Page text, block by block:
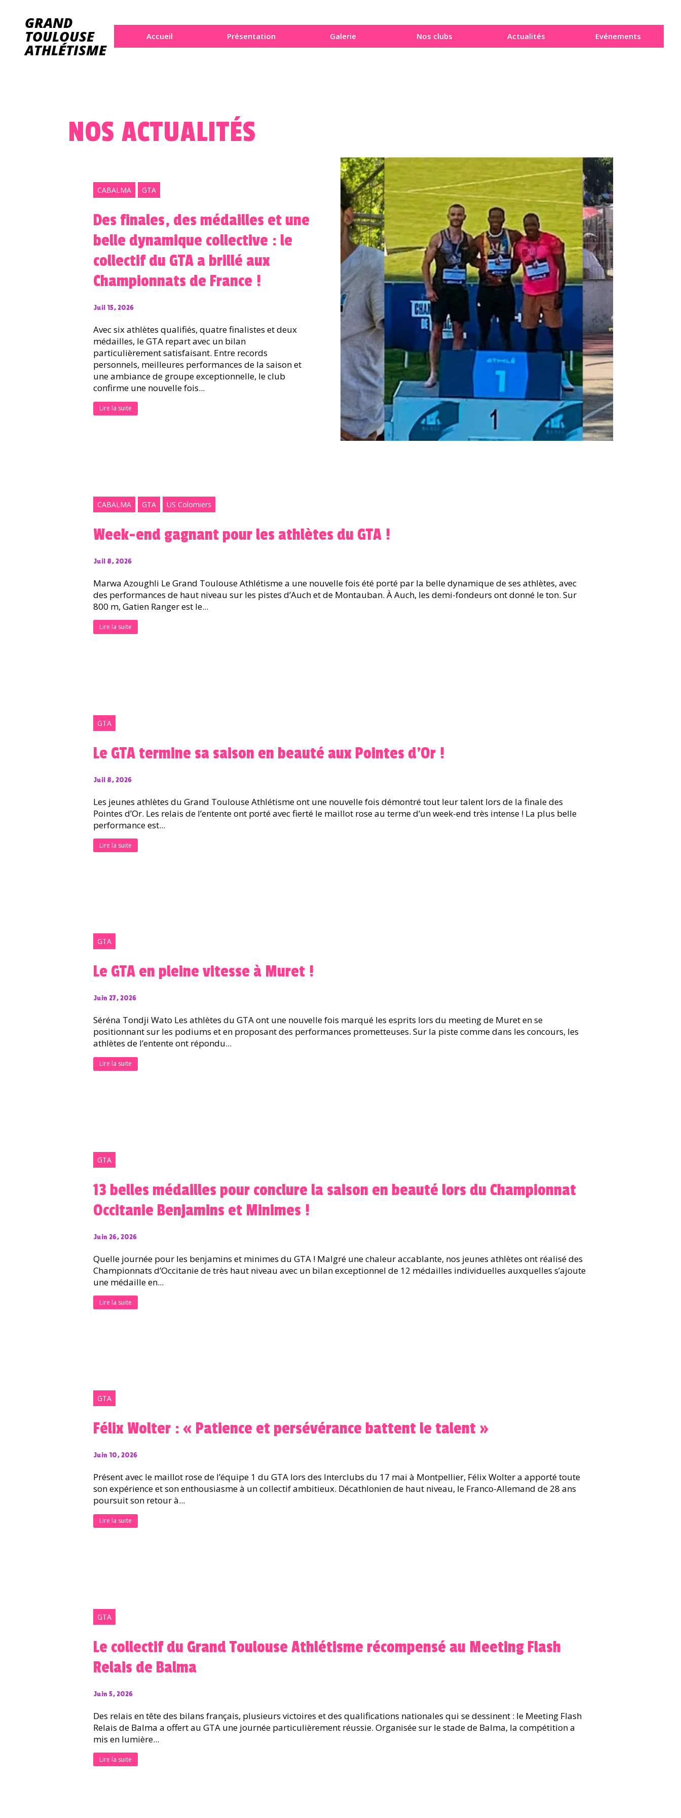
GRAND
TOULOUSE
ATHLÉTISME
Accueil Présentation Galerie Nos clubs Actualités Evénements
NOS ACTUALITÉS
CABALMA GTA
Des finales, des médailles et une
belle dynamique collective : le
collectif du GTA a brillé aux
Championnats de France !
Juil 15, 2026
Avec six athlètes qualifiés, quatre finalistes et deux
médailles, le GTA repart avec un bilan
particulièrement satisfaisant. Entre records
personnels, meilleures performances de la saison et
une ambiance de groupe exceptionnelle, le club
confirme une nouvelle fois...
Lire la suite
CABALMA GTA US Colomiers
Week-end gagnant pour les athlètes du GTA !
Juil 8, 2026
Marwa Azoughli Le Grand Toulouse Athlétisme a une nouvelle fois été porté par la belle dynamique de ses athlètes, avec
des performances de haut niveau sur les pistes d’Auch et de Montauban. À Auch, les demi-fondeurs ont donné le ton. Sur
800 m, Gatien Ranger est le...
Lire la suite
GTA
Le GTA termine sa saison en beauté aux Pointes d’Or !
Juil 8, 2026
Les jeunes athlètes du Grand Toulouse Athlétisme ont une nouvelle fois démontré tout leur talent lors de la finale des
Pointes d’Or. Les relais de l’entente ont porté avec fierté le maillot rose au terme d’un week-end très intense ! La plus belle
performance est...
Lire la suite
GTA
Le GTA en pleine vitesse à Muret !
Juin 27, 2026
Séréna Tondji Wato Les athlètes du GTA ont une nouvelle fois marqué les esprits lors du meeting de Muret en se
positionnant sur les podiums et en proposant des performances prometteuses. Sur la piste comme dans les concours, les
athlètes de l’entente ont répondu...
Lire la suite
GTA
13 belles médailles pour conclure la saison en beauté lors du Championnat
Occitanie Benjamins et Minimes !
Juin 26, 2026
Quelle journée pour les benjamins et minimes du GTA ! Malgré une chaleur accablante, nos jeunes athlètes ont réalisé des
Championnats d’Occitanie de très haut niveau avec un bilan exceptionnel de 12 médailles individuelles auxquelles s’ajoute
une médaille en...
Lire la suite
GTA
Félix Wolter : « Patience et persévérance battent le talent »
Juin 10, 2026
Présent avec le maillot rose de l’équipe 1 du GTA lors des Interclubs du 17 mai à Montpellier, Félix Wolter a apporté toute
son expérience et son enthousiasme à un collectif ambitieux. Décathlonien de haut niveau, le Franco-Allemand de 28 ans
poursuit son retour à...
Lire la suite
GTA
Le collectif du Grand Toulouse Athlétisme récompensé au Meeting Flash
Relais de Balma
Juin 5, 2026
Des relais en tête des bilans français, plusieurs victoires et des qualifications nationales qui se dessinent : le Meeting Flash
Relais de Balma a offert au GTA une journée particulièrement réussie. Organisée sur le stade de Balma, la compétition a
mis en lumière...
Lire la suite